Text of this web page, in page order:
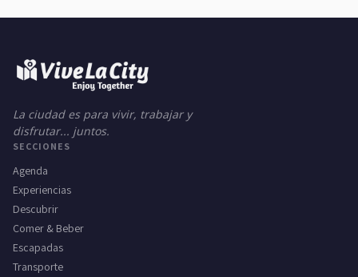
La ciudad es para vivir, trabajar y
disfrutar... juntos.
SECCIONES
Agenda
Experiencias
Descubrir
Comer & Beber
Escapadas
Transporte